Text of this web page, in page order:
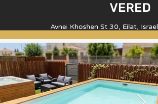
VERED
Avnei Khoshen St 30, Eilat, Israel